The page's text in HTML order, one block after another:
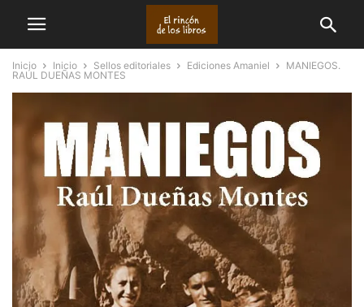
Inicio Inicio Sellos editoriales Ediciones Amaniel
MANIEGOS.
RAÚL DUEÑAS MONTES